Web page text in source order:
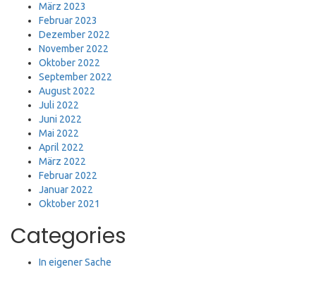
März 2023
Februar 2023
Dezember 2022
November 2022
Oktober 2022
September 2022
August 2022
Juli 2022
Juni 2022
Mai 2022
April 2022
März 2022
Februar 2022
Januar 2022
Oktober 2021
Categories
In eigener Sache